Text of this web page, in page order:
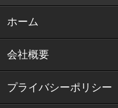
ホーム
会社概要
プライバシーポリシー